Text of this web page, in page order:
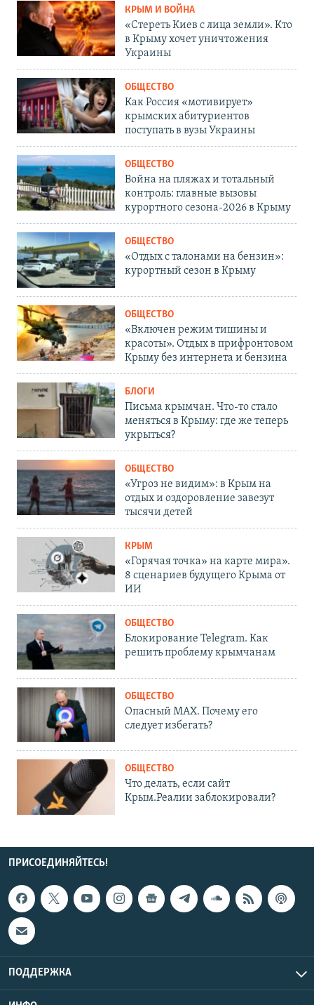
КРЫМ И ВОЙНА
«Стереть Киев с лица земли». Кто
в Крыму хочет уничтожения
Украины
ОБЩЕСТВО
Как Россия «мотивирует»
крымских абитуриентов
поступать в вузы Украины
ОБЩЕСТВО
Война на пляжах и тотальный
контроль: главные вызовы
курортного сезона-2026 в Крыму
ОБЩЕСТВО
«Отдых с талонами на бензин»:
курортный сезон в Крыму
ОБЩЕСТВО
«Включен режим тишины и
красоты». Отдых в прифронтовом
Крыму без интернета и бензина
БЛОГИ
Письма крымчан. Что-то стало
меняться в Крыму: где же теперь
укрыться?
ОБЩЕСТВО
«Угроз не видим»: в Крым на
отдых и оздоровление завезут
тысячи детей
КРЫМ
«Горячая точка» на карте мира».
8 сценариев будущего Крыма от
ИИ
ОБЩЕСТВО
Блокирование Telegram. Как
решить проблему крымчанам
ОБЩЕСТВО
Опасный MAX. Почему его
следует избегать?
ОБЩЕСТВО
Что делать, если сайт
Крым.Реалии заблокировали?
ПРИСОЕДИНЯЙТЕСЬ!
ПОДДЕРЖКА